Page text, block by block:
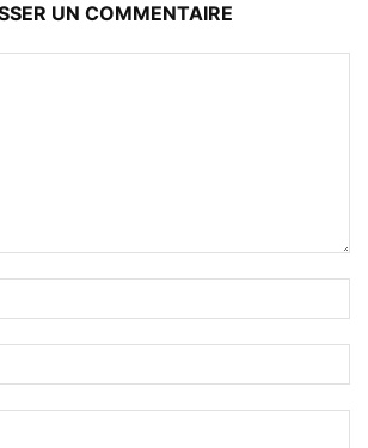
UN COMMENTAIRE